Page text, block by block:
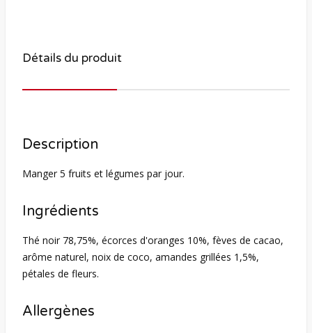
Détails du produit
Description
Manger 5 fruits et légumes par jour.
Ingrédients
Thé noir 78,75%, écorces d'oranges 10%, fèves de cacao,
arôme naturel, noix de coco, amandes grillées 1,5%,
pétales de fleurs.
Allergènes